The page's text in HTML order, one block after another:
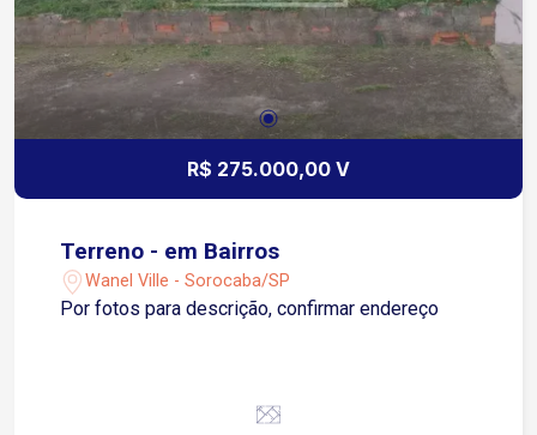
R$ 275.000,00 V
Terreno - em Bairros
Wanel Ville - Sorocaba/SP
Por fotos para descrição, confirmar endereço